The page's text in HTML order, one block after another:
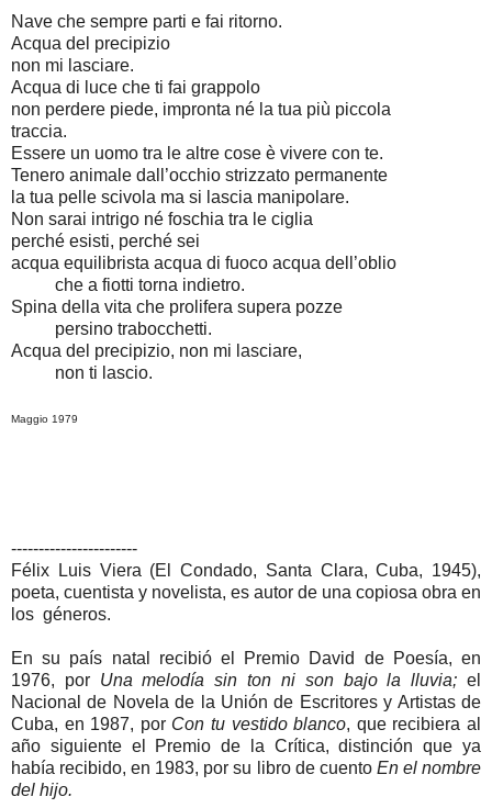
Nave che sempre parti e fai ritorno.
Acqua del precipizio
non mi lasciare.
Acqua di luce che ti fai grappolo
non perdere piede, impronta né la tua più piccola
traccia.
Essere un uomo tra le altre cose è vivere con te.
Tenero animale dall’occhio strizzato permanente
la tua pelle scivola ma si lascia manipolare.
Non sarai intrigo né foschia tra le ciglia
perché esisti, perché sei
acqua equilibrista acqua di fuoco acqua dell’oblio
che a fiotti torna indietro.
Spina della vita che prolifera supera pozze
persino trabocchetti.
Acqua del precipizio, non mi lasciare,
non ti lascio.
Maggio 1979
-----------------------
Félix Luis Viera (El Condado, Santa Clara, Cuba, 1945),
poeta, cuentista y novelista, es autor de una copiosa obra en
los géneros.
En su país natal recibió el Premio David de Poesía, en
1976, por Una melodía sin ton ni son bajo la lluvia; el
Nacional de Novela de la Unión de Escritores y Artistas de
Cuba, en 1987, por Con tu vestido blanco, que recibiera al
año siguiente el Premio de la Crítica, distinción que ya
había recibido, en 1983, por su libro de cuento En el nombre
del hijo.